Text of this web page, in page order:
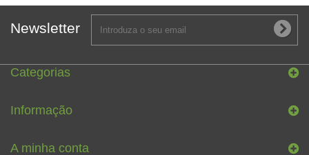
Newsletter
Categorias
Informação
A minha conta